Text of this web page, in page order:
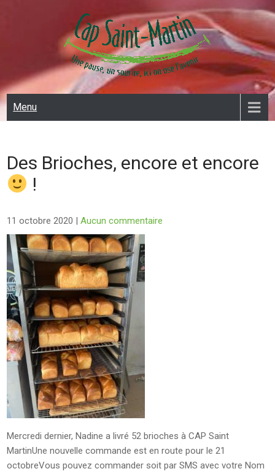
CAP SAINT MARTIN
Menu
Des Brioches, encore et encore
!
11 octobre 2020 |Aucun commentaire
Mercredi dernier, Nadine a livré 52 brioches à CAP Saint
MartinUne nouvelle commande est en route pour le 21
octobreVous pouvez commander soit par SMS avec votre Nom